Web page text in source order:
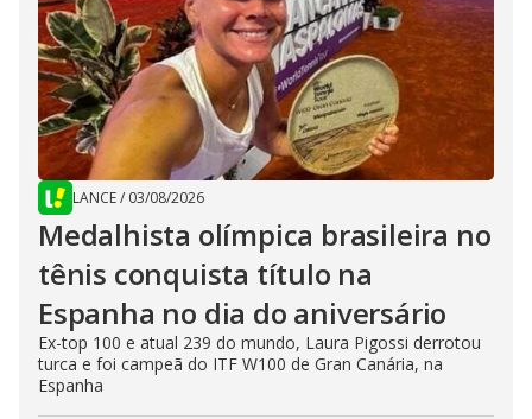
LANCE/ 03/08/2026
Medalhista olímpica brasileira no
tênis conquista título na
Espanha no dia do aniversário
Ex-top 100 e atual 239 do mundo, Laura Pigossi derrotou
turca e foi campeã do ITF W100 de Gran Canária, na
Espanha